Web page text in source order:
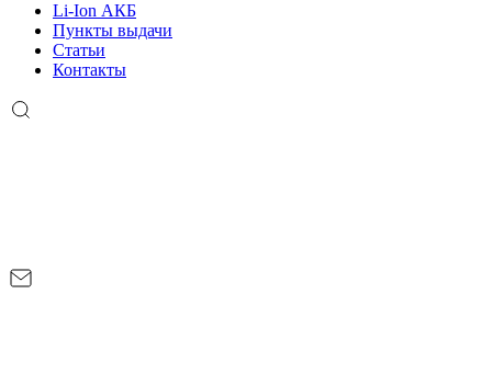
Li-Ion АКБ
Пункты выдачи
Статьи
Контакты